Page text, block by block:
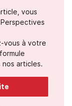
vous
vous à votre
articles.